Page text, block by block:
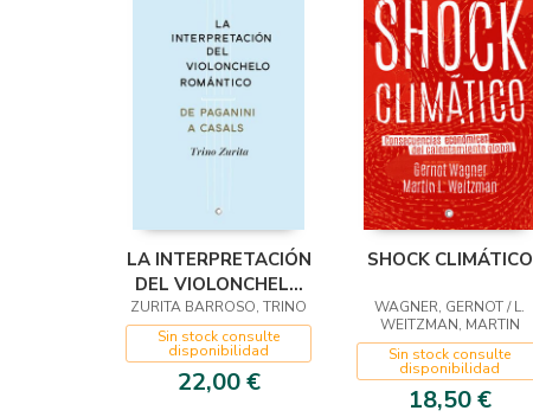
LA INTERPRETACIÓN
DEL VIOLONCHELO
ROMÁNTICO
ZURITA BARROSO, TRINO
Sin stock consulte
disponibilidad
22,00 €
SHOCK CLIMÁTICO
WAGNER, GERNOT / L.
WEITZMAN, MARTIN
Sin stock consulte
disponibilidad
18,50 €